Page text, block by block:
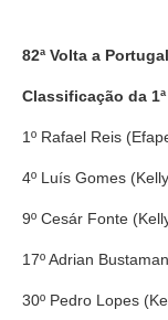
82ª Volta a
Classificação da
1º Rafael Reis
4º Luís Gomes
9º Cesár Fonte
17º Adrian
30º Pedro Lopes